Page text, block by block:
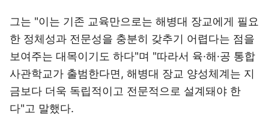
그는 "이는 기존 교육만으로는 해병대 장교에게 필요
한 정체성과 전문성을 충분히 갖추기 어렵다는 점을
보여주는 대목이기도 하다"며 "따라서 육·해·공 통합
사관학교가 출범한다면, 해병대 장교 양성체계는 지
금보다 더욱 독립적이고 전문적으로 설계돼야 한
다"고 말했다.